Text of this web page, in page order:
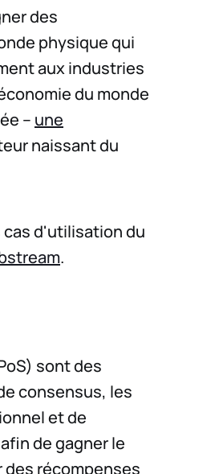
des
physique qui
aux industries
du monde
-- une
naissant du
cas d'utilisation du
.
sont des
consensus, les
et de
de gagner le
des récompenses